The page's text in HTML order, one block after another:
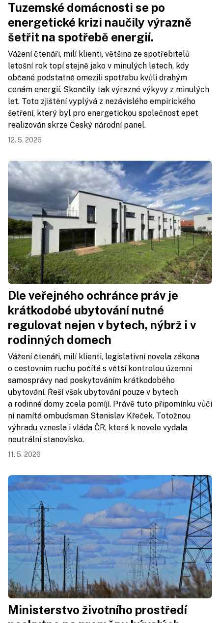
Tuzemské domácnosti se po
energetické krizi naučily výrazně
šetřit na spotřebě energií.
Vážení čtenáři, milí klienti, většina ze spotřebitelů
letošní rok topí stejně jako v minulých letech, kdy
občané podstatně omezili spotřebu kvůli drahým
cenám energií. Skončily tak výrazné výkyvy z minulých
let. Toto zjištění vyplývá z nezávislého empirického
šetření, který byl pro energetickou společnost epet
realizován skrze Český národní panel.
12. 5. 2026
Dle veřejného ochránce práv je
krátkodobé ubytování nutné
regulovat nejen v bytech, nýbrž i v
rodinných domech
Vážení čtenáři, milí klienti, legislativní novela zákona
o cestovním ruchu počítá s větší kontrolou územní
samosprávy nad poskytováním krátkodobého
ubytování. Řeší však ubytování pouze v bytech
a rodinné domy zcela pomíjí. Právě tuto připomínku vůči
ní namítá ombudsman Stanislav Křeček. Totožnou
výhradu vznesla i vláda ČR, která k novele vydala
neutrální stanovisko.
11. 5. 2026
Ministerstvo životního prostředí